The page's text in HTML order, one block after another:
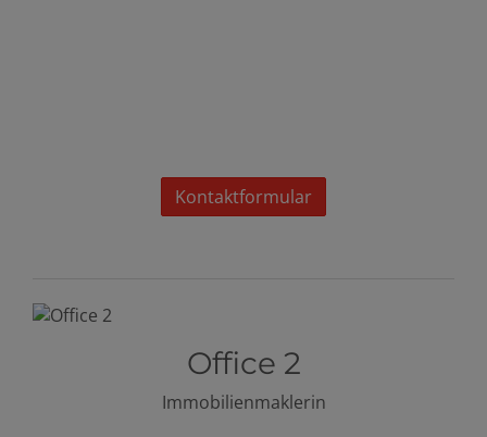
Kontaktformular
Office 2
Immobilienmaklerin